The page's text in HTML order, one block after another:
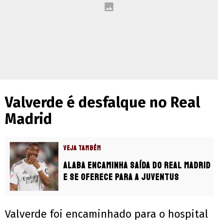
Valverde é desfalque no Real
Madrid
VEJA TAMBÉM
Alaba encaminha saída do Real Madrid
e se oferece para a Juventus
Valverde foi encaminhado para o hospital